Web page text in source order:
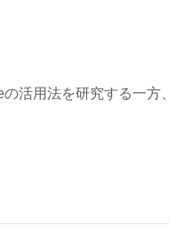
活用法を研究する一方、